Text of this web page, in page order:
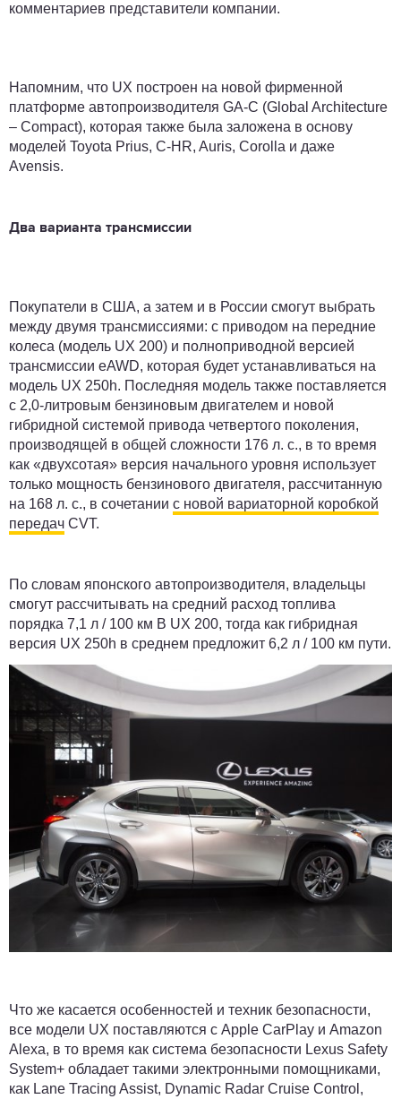
комментариев представители компании.
Напомним, что UX построен на новой фирменной
платформе автопроизводителя GA-C (Global Architecture
– Compact), которая также была заложена в основу
моделей Toyota Prius, C-HR, Auris, Corolla и даже
Avensis.
Два варианта трансмиссии
Покупатели в США, а затем и в России смогут выбрать
между двумя трансмиссиями: с приводом на передние
колеса (модель UX 200) и полноприводной версией
трансмиссии eAWD, которая будет устанавливаться на
модель UX 250h. Последняя модель также поставляется
с 2,0-литровым бензиновым двигателем и новой
гибридной системой привода четвертого поколения,
производящей в общей сложности 176 л. с., в то время
как «двухсотая» версия начального уровня использует
только мощность бензинового двигателя, рассчитанную
на 168 л. с., в сочетании с новой вариаторной коробкой
передач CVT.
По словам японского автопроизводителя, владельцы
смогут рассчитывать на средний расход топлива
порядка 7,1 л / 100 км В UX 200, тогда как гибридная
версия UX 250h в среднем предложит 6,2 л / 100 км пути.
Что же касается особенностей и техник безопасности,
все модели UX поставляются с Apple CarPlay и Amazon
Alexa, в то время как система безопасности Lexus Safety
System+ обладает такими электронными помощниками,
как Lane Tracing Assist, Dynamic Radar Cruise Control,